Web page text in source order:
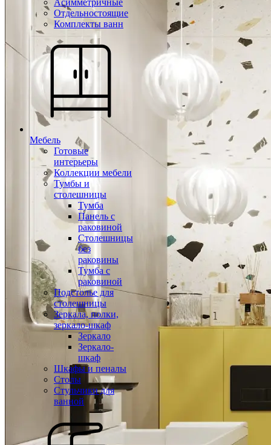
Асимметричные
Отдельностоящие
Комплекты ванн
Мебель
Готовые
интерьеры
Коллекции мебели
Тумбы и
столешницы
Тумба
Панель с
раковиной
Столешницы
без
раковины
Тумба с
раковиной
Подстолье для
столешницы
Зеркала, полки,
зеркало-шкаф
Зеркало
Зеркало-
шкаф
Шкафы и пеналы
Столы
Стульчики для
ванной